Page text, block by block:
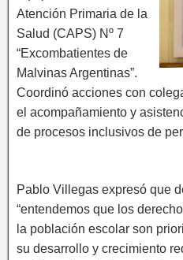
Atención Primaria de la
Salud (CAPS) Nº 7
“Excombatientes de
Malvinas Argentinas”.
Coordinó acciones con
el acompañamiento y
de procesos inclusivos de
Pablo Villegas expresó que
“entendemos que los
la población escolar son
su desarrollo y crecimiento